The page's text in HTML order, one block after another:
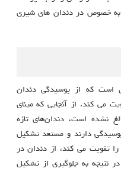
به خصوص در دندان های شیری
است که از پوسیدگی دندان
می کند. از آنجایی که مینای
نشده است، دندان‌های تازه
پوسیدگی دارند و مستعد تشکیل
تقویت می کند، از دندان در
نتیجه به جلوگیری از تشکیل